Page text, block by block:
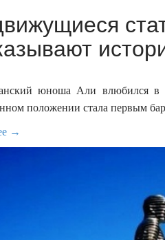
юноша Али влюбился в
положении стала первым
→